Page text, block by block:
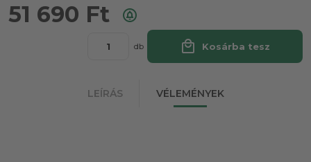
51 690 Ft
db local_mall Kosárba tesz
LEÍRÁS VÉLEMÉNYEK